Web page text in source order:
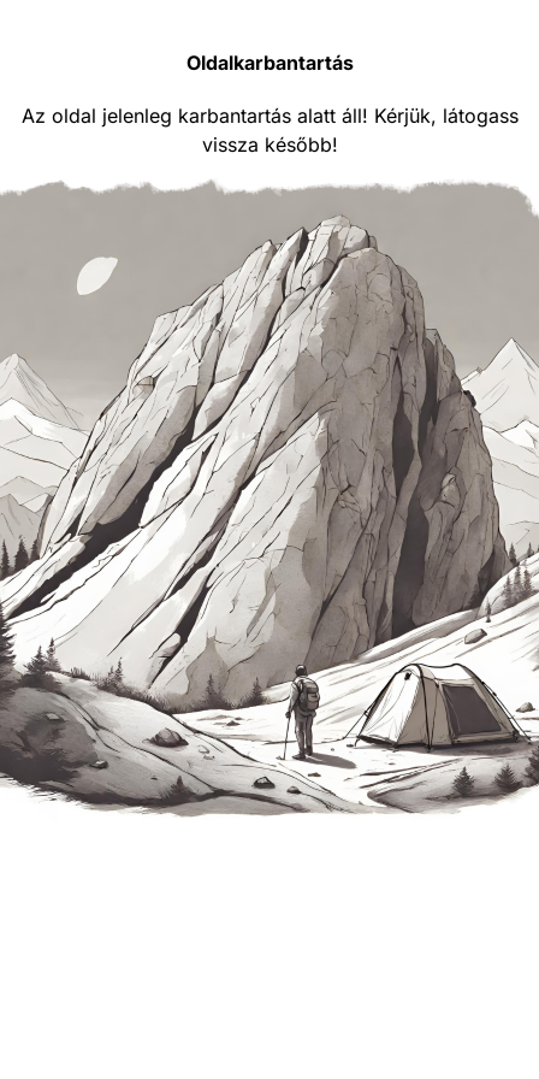
Oldalkarbantartás
Az oldal jelenleg karbantartás alatt áll! Kérjük, látogass
vissza később!